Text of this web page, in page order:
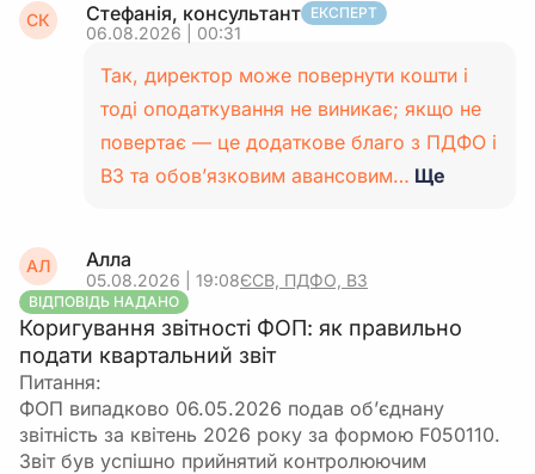
СК Стефанія, консультант ЕКСПЕРТ
06.08.2026 | 00:31
Так, директор може повернути кошти і
тоді оподаткування не виникає; якщо не
повертає — це додаткове благо з ПДФО і
ВЗ та обов’язковим авансовим… Ще
АЛ Алла
05.08.2026 | 19:08ЄСВ, ПДФО, ВЗ
ВІДПОВІДЬ НАДАНО
Коригування звітності ФОП: як правильно
подати квартальний звіт
Питання:
ФОП випадково 06.05.2026 подав об’єднану
звітність за квітень 2026 року за формою F050110.
Звіт був успішно прийнятий контролюючим